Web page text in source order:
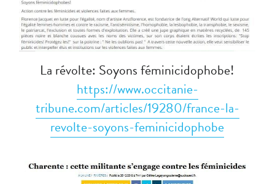
La révolte: Soyons féminicidophobe!
https://www.occitanie-
tribune.com/articles/19280/france-la-
revolte-soyons-feminicidophobe